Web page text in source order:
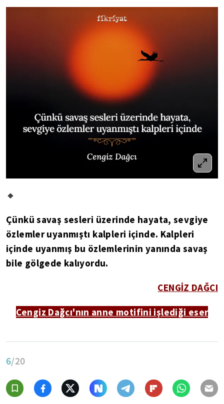
🔸
Çünkü savaş sesleri üzerinde hayata, sevgiye
özlemler uyanmıştı kalpleri içinde. Kalpleri
içinde uyanmış bu özlemlerinin yanında savaş
bile gölgede kalıyordu.
CENGİZ DAĞCI
Cengiz Dağcı'nın anne motifini işlediği eser
6/20